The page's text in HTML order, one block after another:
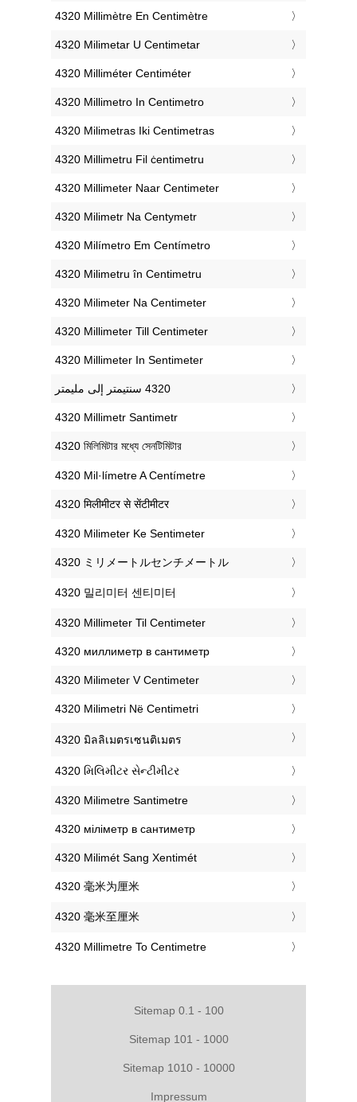
‎4320 Millimètre En Centimètre
‎4320 Milimetar U Centimetar
‎4320 Milliméter Centiméter
‎4320 Millimetro In Centimetro
‎4320 Milimetras Iki Centimetras
‎4320 Millimetru Fil ċentimetru
‎4320 Millimeter Naar Centimeter
‎4320 Milimetr Na Centymetr
‎4320 Milímetro Em Centímetro
‎4320 Milimetru în Centimetru
‎4320 Milimeter Na Centimeter
‎4320 Millimeter Till Centimeter
‎4320 Millimeter In Sentimeter
‎4320 Millimetr Santimetr
‎4320 মিলিমিটার মধ্যে সেনটিমিটার
‎4320 Mil·límetre A Centímetre
‎4320 मिलीमीटर से सेंटीमीटर
‎4320 Milimeter Ke Sentimeter
‎4320 ミリメートルセンチメートル
‎4320 밀리미터 센티미터
‎4320 Millimeter Til Centimeter
‎4320 миллиметр в сантиметр
‎4320 Milimeter V Centimeter
‎4320 Milimetri Në Centimetri
‎4320 มิลลิเมตรเซนติเมตร
‎4320 મિલિમીટર સેન્ટીમીટર
‎4320 Milimetre Santimetre
‎4320 міліметр в сантиметр
‎4320 Milimét Sang Xentimét
‎4320 毫米为厘米
‎4320 毫米至厘米
‎4320 Millimetre To Centimetre
Sitemap 0.1 - 100
Sitemap 101 - 1000
Sitemap 1010 - 10000
Impressum